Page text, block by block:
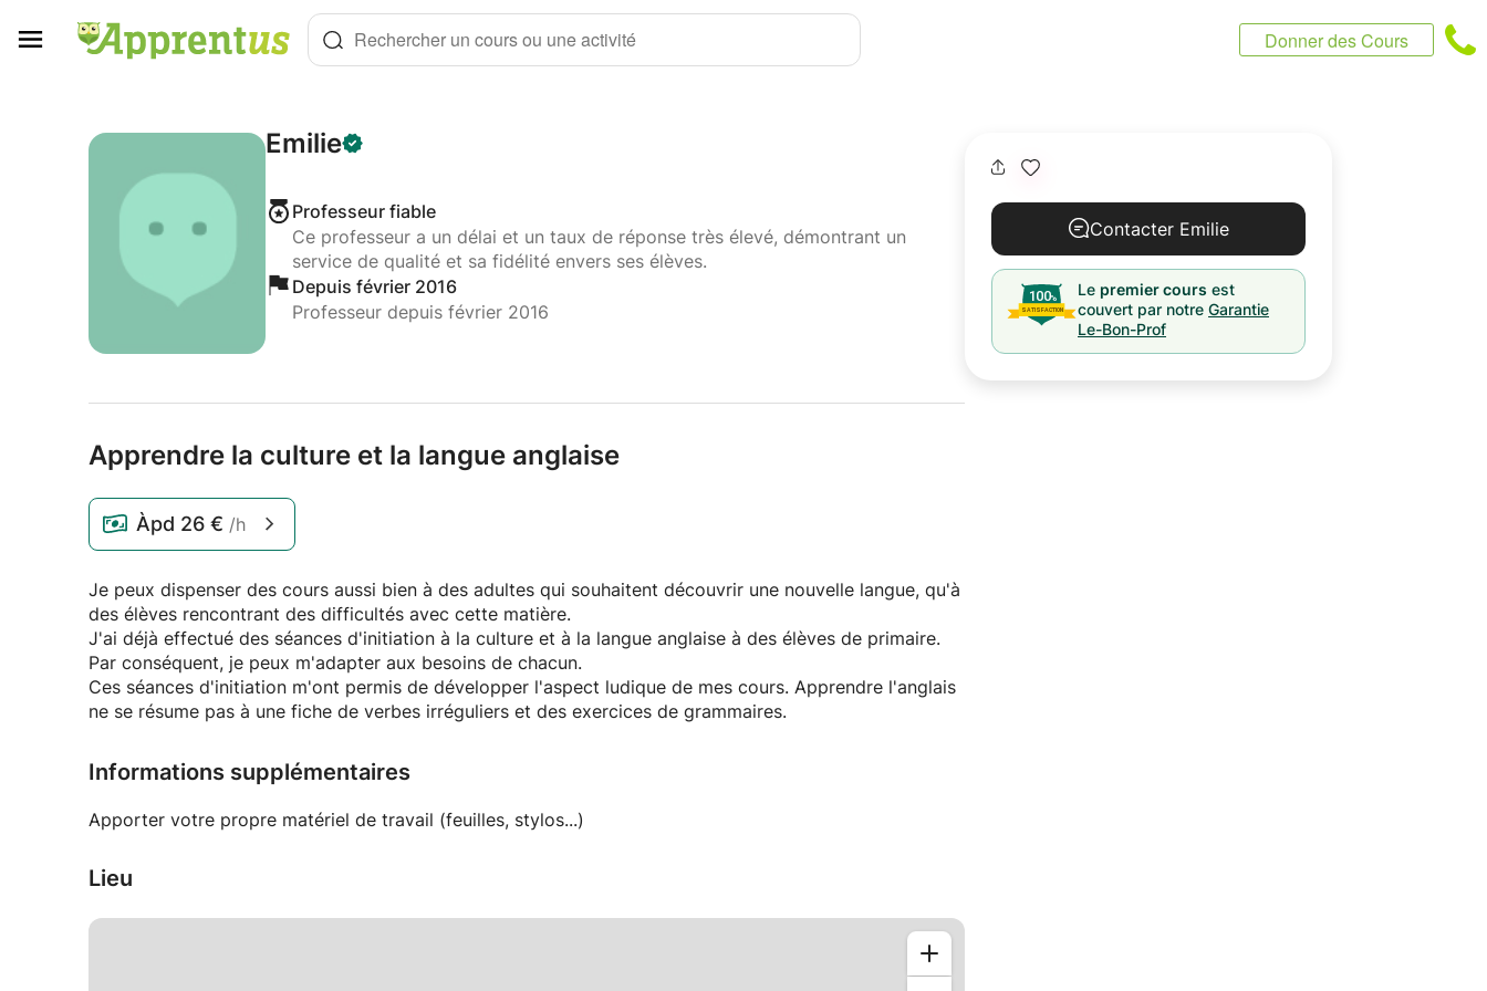
Rechercher un cours ou une activité Donner des Cours
Emilie
Professeur fiable
Ce professeur a un délai et un taux de réponse très élevé, démontrant un
service de qualité et sa fidélité envers ses élèves.
Depuis février 2016
Professeur depuis février 2016
Apprendre la culture et la langue anglaise
Àpd 26 € /h
Je peux dispenser des cours aussi bien à des adultes qui souhaitent découvrir une nouvelle langue, qu'à
des élèves rencontrant des difficultés avec cette matière.
J'ai déjà effectué des séances d'initiation à la culture et à la langue anglaise à des élèves de primaire.
Par conséquent, je peux m'adapter aux besoins de chacun.
Ces séances d'initiation m'ont permis de développer l'aspect ludique de mes cours. Apprendre l'anglais
ne se résume pas à une fiche de verbes irréguliers et des exercices de grammaires.
Informations supplémentaires
Apporter votre propre matériel de travail (feuilles, stylos...)
Lieu
Contacter Emilie
Le premier cours est
couvert par notre Garantie
Le-Bon-Prof